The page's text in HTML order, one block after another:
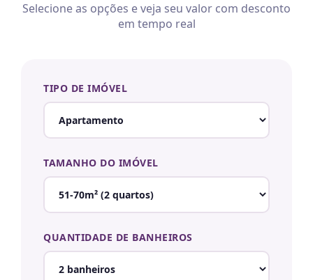
Selecione as opções e veja seu valor com desconto
em tempo real
TIPO DE IMÓVEL
TAMANHO DO IMÓVEL
QUANTIDADE DE BANHEIROS